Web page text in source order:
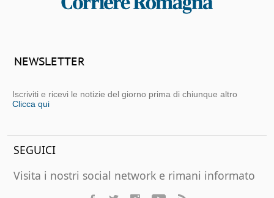
NEWSLETTER
Iscriviti e ricevi le notizie del giorno prima di chiunque altro
Clicca qui
SEGUICI
Visita i nostri social network e rimani informato